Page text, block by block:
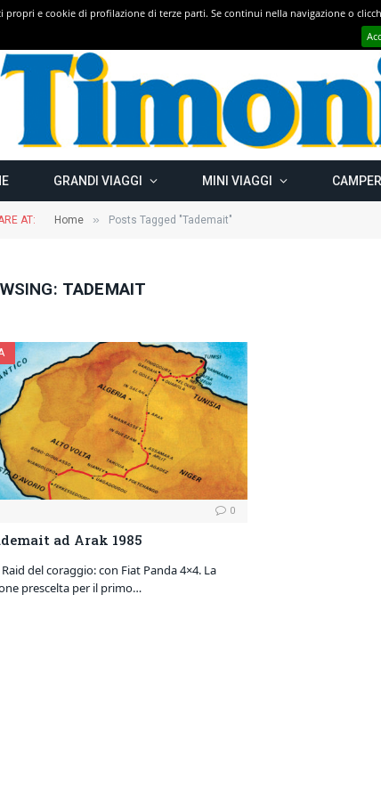
GRANDI VIAGGI MINI VIAGGI
AT: Home » Posts Tagged "Tademait"
TADEMAIT
0
ad Arak 1985
del coraggio: con Fiat Panda 4×4. La
prescelta per il primo…
propri e cookie di profilazione di terze parti. Se continui nella navigazione o